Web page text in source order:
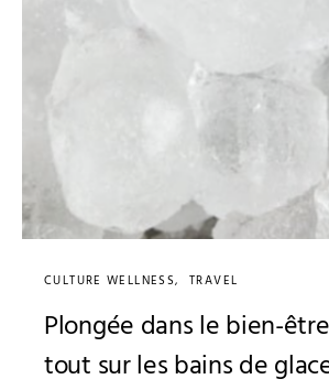
CULTURE WELLNESS TRAVEL
Plongée dans le bien-
tout sur les bains de